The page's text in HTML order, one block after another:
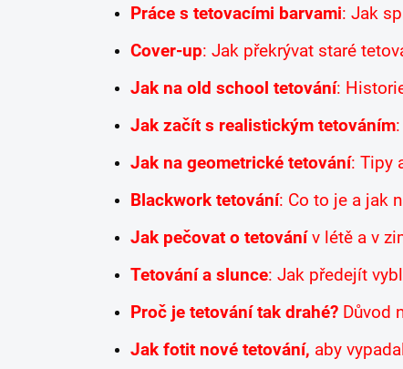
Práce s tetovacími barvami: Jak
Cover-up: Jak překrývat staré
Jak na old school tetování:
Jak začít s realistickým tetováním
Jak na geometrické tetování: Tipy
Blackwork tetování: Co to je a jak
Jak pečovat o tetovánív létě a v
Tetování a slunce: Jak předejít
Proč je tetování tak drahé? Důvod
Jak fotit nové tetování, aby